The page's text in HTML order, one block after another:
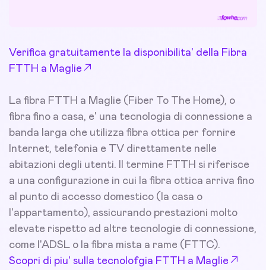
Verifica gratuitamente la disponibilita' della Fibra
FTTH a Maglie
La fibra FTTH a Maglie (Fiber To The Home), o
fibra fino a casa, e' una tecnologia di connessione a
banda larga che utilizza fibra ottica per fornire
Internet, telefonia e TV direttamente nelle
abitazioni degli utenti. Il termine FTTH si riferisce
a una configurazione in cui la fibra ottica arriva fino
al punto di accesso domestico (la casa o
l'appartamento), assicurando prestazioni molto
elevate rispetto ad altre tecnologie di connessione,
come l'ADSL o la fibra mista a rame (FTTC).
Scopri di piu' sulla tecnolofgia FTTH a Maglie